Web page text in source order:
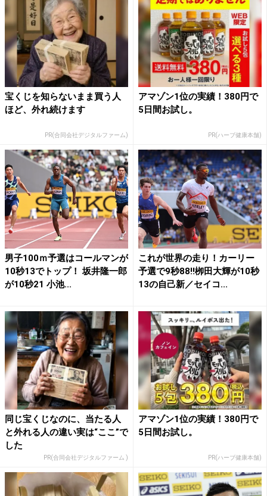
宝くじを知らないまま買う人
ほど、外れ続けます
PR(合同会社デジタルファーム)
アマゾン1位の実績！380円で
5日間お試し。
PR(ハーブ健康本舗)
男子100ｍ予選はコールマンが
10秒13でトップ！ 坂井隆一郎
が10秒21 小池...
これが世界の走り！カーリー
予選で9秒88!!栁田大輝が10秒
13の自己新／セイコ...
同じ宝くじなのに、当たる人
と外れる人の違い実は“ここ”で
した
PR(合同会社デジタルファーム )
アマゾン1位の実績！380円で
5日間お試し。
PR(ハーブ健康本舗)